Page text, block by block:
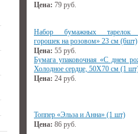
Цена: 79 руб.
Набор бумажных тарелок
горошек на розовом» 23 см (6шт)
Цена: 55 руб.
Бумага упаковочная «С днем
Холодное сердце, 50Х70 см (1
Цена: 24 руб.
Топпер «Эльза и Анна» (1 шт)
Цена: 86 руб.